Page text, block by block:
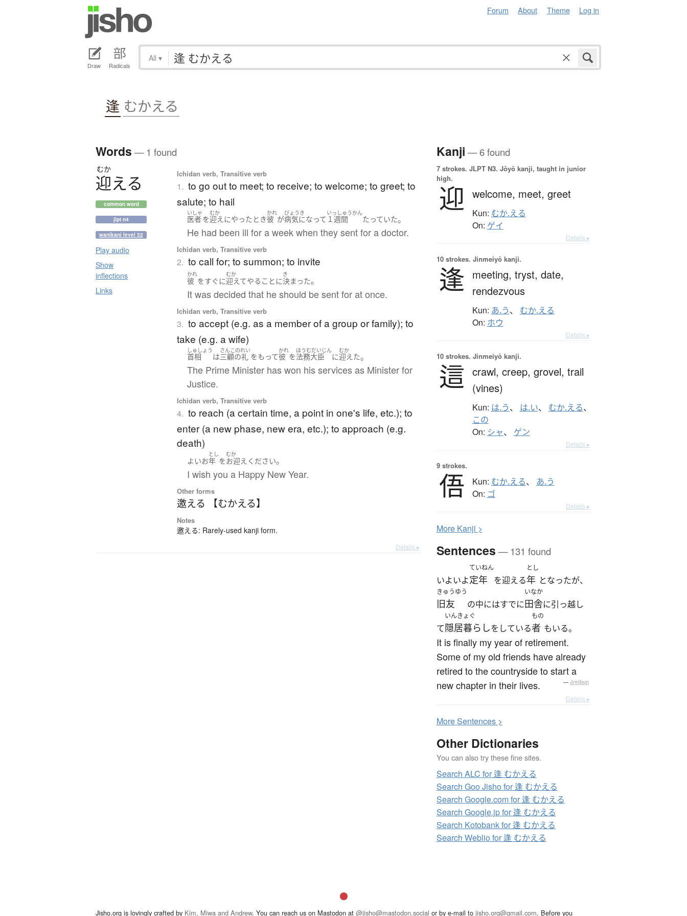
Forum About Theme Log in
Draw Radicals
All ▾
逢 むかえる
Words — 1 found
むか
迎える
common word
jlpt n4
wanikani level 32
Play audio
Show
inflections
Links
Ichidan verb, Transitive verb
1. to go out to meet; to receive; to welcome; to greet; to
salute; to hail
いしゃ
医者を
むか
迎えにやった とき
かれ
彼 が
びょうき
病気になって
いっしゅうかん
１週間 たっていた。
He had been ill for a week when they sent for a doctor.
Ichidan verb, Transitive verb
2. to call for; to summon; to invite
かれ
彼 をすぐに
むか
迎えてやる ことに
き
決まった。
It was decided that he should be sent for at once.
Ichidan verb, Transitive verb
3. to accept (e.g. as a member of a group or family); to
take (e.g. a wife)
しゅしょう
首相 は
さんこのれい
三顧の礼 をもって
かれ
彼 を
ほうむだいじん
法務大臣 に
むか
迎えた。
The Prime Minister has won his services as Minister for
Justice.
Ichidan verb, Transitive verb
4. to reach (a certain time, a point in one's life, etc.); to
enter (a new phase, new era, etc.); to approach (e.g.
death)
よいお
とし
年 を
むか
お迎え ください。
I wish you a Happy New Year.
Other forms
邀える 【むかえる】
Notes
邀える: Rarely-used kanji form.
Details ▸
Kanji — 6 found
7 strokes. JLPT N3. Jōyō kanji, taught in junior
high.
迎 welcome, meet, greet
Kun: むか.える
On: ゲイ
Details ▸
10 strokes. Jinmeiyō kanji.
逢 meeting, tryst, date,
rendezvous
Kun: あ.う、 むか.える
On: ホウ
Details ▸
10 strokes. Jinmeiyō kanji.
這 crawl, creep, grovel, trail
(vines)
Kun: は.う、 は.い、 むか.える、
この
On: シャ、 ゲン
Details ▸
9 strokes.
俉 Kun: むか.える、 あ.う
On: ゴ
Details ▸
More Kanji >
Sentences — 131 found
いよいよ
ていねん
定年 を迎える
とし
年 となったが、
きゅうゆう
旧友 の中にはすでに
いなか
田舎に引っ越し
て
いんきょぐ
隠居暮らしをしている
もの
者 もいる。
It is finally my year of retirement.
Some of my old friends have already
retired to the countryside to start a
new chapter in their lives.
— Jreibun
Details ▸
MoreSentences >
Other Dictionaries
You can also try these fine sites.
Search ALC for 逢 むかえる
Search Goo Jisho for 逢 むかえる
Search Google.com for 逢 むかえる
Search Google.jp for 逢 むかえる
Search Kotobank for 逢 むかえる
Search Weblio for 逢 むかえる
Jisho.org is lovingly crafted by Kim, Miwa and Andrew. You can reach us on Mastodon at @jisho@mastodon.social or by e-mail to jisho.org@gmail.com. Before you